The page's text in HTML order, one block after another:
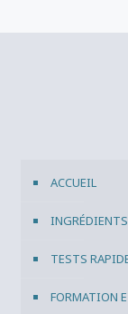
ACCUEIL
TESTS
FORMATION